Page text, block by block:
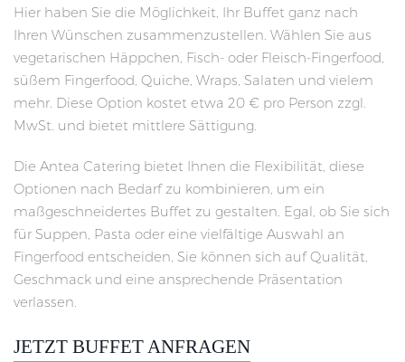
Hier haben Sie die Möglichkeit, Ihr Buffet ganz nach
Ihren Wünschen zusammenzustellen. Wählen Sie aus
vegetarischen Häppchen, Fisch- oder Fleisch-Fingerfood,
süßem Fingerfood, Quiche, Wraps, Salaten und vielem
mehr. Diese Option kostet etwa 20 € pro Person zzgl.
MwSt. und bietet mittlere Sättigung.
Die Antea Catering bietet Ihnen die Flexibilität, diese
Optionen nach Bedarf zu kombinieren, um ein
maßgeschneidertes Buffet zu gestalten. Egal, ob Sie sich
für Suppen, Pasta oder eine vielfältige Auswahl an
Fingerfood entscheiden, Sie können sich auf Qualität,
Geschmack und eine ansprechende Präsentation
verlassen.
JETZT BUFFET ANFRAGEN